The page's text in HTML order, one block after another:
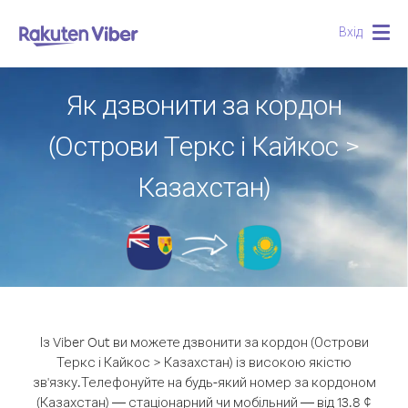
Вхід
Як дзвонити за кордон
(Острови Теркс і Кайкос >
Казахстан)
Із Viber Out ви можете дзвонити за кордон (Острови
Теркс і Кайкос > Казахстан) із високою якістю
зв'язку.Телефонуйте на будь-який номер за кордоном
(Казахстан) — стаціонарний чи мобільний — від 13.8 ¢